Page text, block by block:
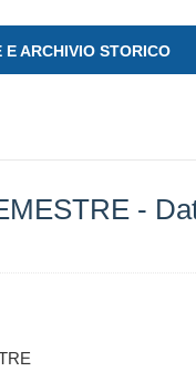
E ARCHIVIO STORICO
-